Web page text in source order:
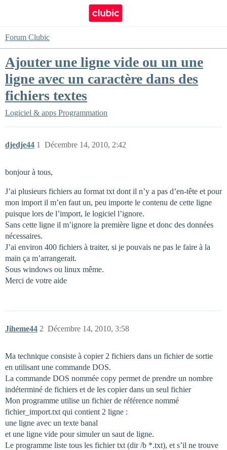
Forum Clubic
Ajouter une ligne vide ou un une
ligne avec un caractère dans des
fichiers textes
Logiciel & apps Programmation
djedje44 Décembre 14, 2010, 2:42
1
bonjour à tous,
J’ai plusieurs fichiers au format txt dont il n’y a pas d’en-tête et pour
mon import il m’en faut un, peu importe le contenu de cette ligne
puisque lors de l’import, le logiciel l’ignore.
Sans cette ligne il m’ignore la première ligne et donc des données
nécessaires.
J’ai environ 400 fichiers à traiter, si je pouvais ne pas le faire à la
main ça m’arrangerait.
Sous windows ou linux même.
Merci de votre aide
Jiheme44 Décembre 14, 2010, 3:58
2
Ma technique consiste à copier 2 fichiers dans un fichier de sortie
en utilisant une commande DOS.
La commande DOS nommée copy permet de prendre un nombre
indéterminé de fichiers et de les copier dans un seul fichier
Mon programme utilise un fichier de référence nommé
fichier_import.txt qui contient 2 ligne :
une ligne avec un texte banal
et une ligne vide pour simuler un saut de ligne.
Le programme liste tous les fichier txt (dir /b *.txt), et s’il ne trouve